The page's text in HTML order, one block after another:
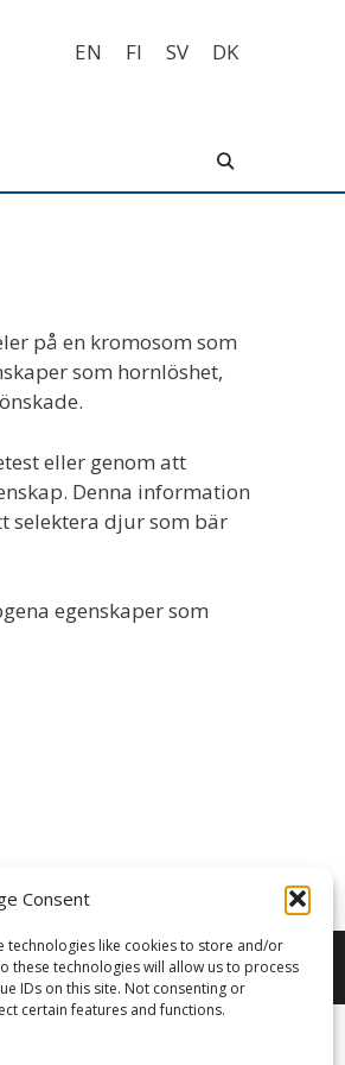
Consent
technologies like cookies to store and/or
these technologies will allow us to process
IDs on this site. Not consenting or
certain features and functions.
EN FI SV DK
på en kromosom som
som hornlöshet,
eller genom att
Denna information
selektera djur som bär
egenskaper som